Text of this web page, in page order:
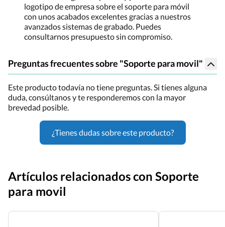
logotipo de empresa sobre el soporte para móvil
con unos acabados excelentes gracias a nuestros
avanzados sistemas de grabado. Puedes
consultarnos presupuesto sin compromiso.
Preguntas frecuentes sobre "Soporte para movil"
Este producto todavía no tiene preguntas. Si tienes alguna
duda, consúltanos y te responderemos con la mayor
brevedad posible.
¿Tienes dudas sobre este producto?
Artículos relacionados con Soporte
para movil